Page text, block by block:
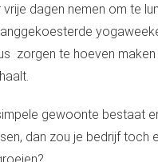
vrije dagen nemen om te
zorgen te hoeven
gewoonte bestaat
dan zou je bedrijf toch